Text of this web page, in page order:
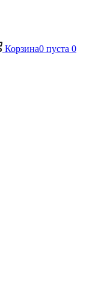
Корзина0 пуста 0